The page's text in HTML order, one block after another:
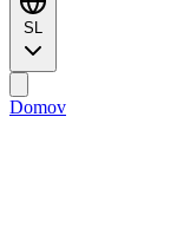
SL
Domov